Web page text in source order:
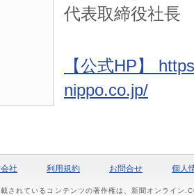
代表取締役社
【公式HP】
nippo.co.jp/
社 利用規約 お問合せ 個人
されているコンテンツの著作権は、新聞オンライン